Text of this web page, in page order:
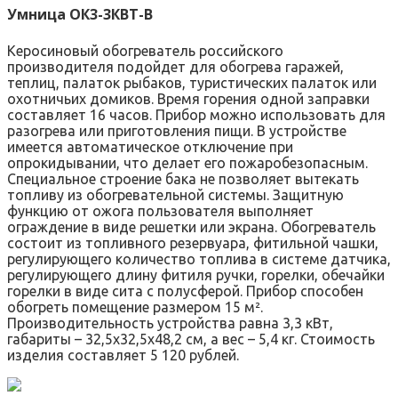
Умница ОК3-3КВТ-В
Керосиновый обогреватель российского
производителя подойдет для обогрева гаражей,
теплиц, палаток рыбаков, туристических палаток или
охотничьих домиков. Время горения одной заправки
составляет 16 часов. Прибор можно использовать для
разогрева или приготовления пищи. В устройстве
имеется автоматическое отключение при
опрокидывании, что делает его пожаробезопасным.
Специальное строение бака не позволяет вытекать
топливу из обогревательной системы. Защитную
функцию от ожога пользователя выполняет
ограждение в виде решетки или экрана. Обогреватель
состоит из топливного резервуара, фитильной чашки,
регулирующего количество топлива в системе датчика,
регулирующего длину фитиля ручки, горелки, обечайки
горелки в виде сита с полусферой. Прибор способен
обогреть помещение размером 15 м².
Производительность устройства равна 3,3 кВт,
габариты – 32,5х32,5х48,2 см, а вес – 5,4 кг. Стоимость
изделия составляет 5 120 рублей.